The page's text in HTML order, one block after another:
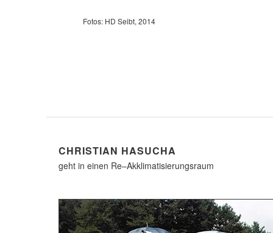
Fotos: HD Seibt, 2014
CHRISTIAN HASUCHA
geht in einen Re–Akklimatisierungsraum